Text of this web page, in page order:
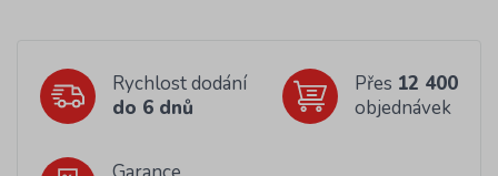
Rychlost dodání
do 6 dnů
Přes 12 400
objednávek